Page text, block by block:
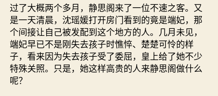
过了大概两个多月，静思阁来了一位不速之客。又
是一天清晨，沈瑶媛打开房门看到的竟是端妃，那
个间接让自己被发配到这个地方的人。几月未见，
端妃早已不是刚失去孩子时憔悴、楚楚可怜的样
子，看来因为失去孩子受了委屈，皇上给了她不少
特殊关照。只是，她这样高贵的人来静思阁做什么
呢？